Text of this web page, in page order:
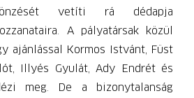
vetíti rá dédapja
A pályatársak közül
ajánlással Kormos Istvánt, Füst
Illyés Gyulát, Ady Endrét és
meg. De a bizonytalanság